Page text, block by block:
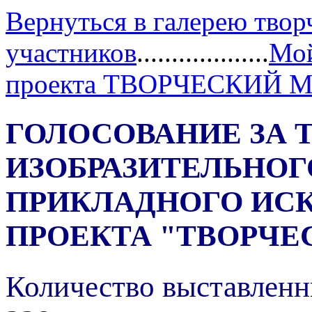
Вернуться в галерею
участников...................
проекта ТВОРЧЕСКИЙ
ГОЛОСОВАНИЕ ЗА
ПРИКЛАДНОГО
ПРОЕКТА
Количество